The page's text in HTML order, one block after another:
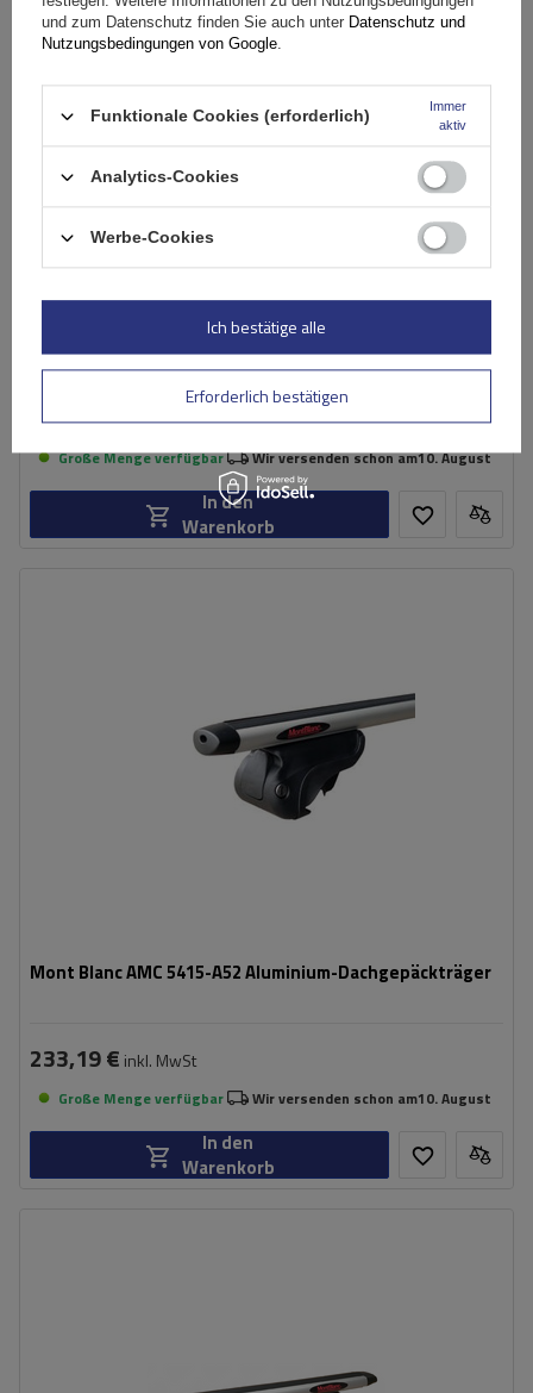
G3 Airflow 60.230 Dachträger für traditionelle und
integrierte Aluminiumschienen
154,99 €inkl. MwSt
Große Menge verfügbar Wir versenden schon am10. August
In den
Warenkorb
Mont Blanc AMC 5415-A52 Aluminium-Dachgepäckträger
233,19 € inkl. MwSt
Große Menge verfügbar Wir versenden schon am10. August
In den
Warenkorb
und zum Datenschutz finden Sie auch unter Datenschutz und
Nutzungsbedingungen von Google.
Funktionale Cookies (erforderlich)
Immer
aktiv
Analytics-Cookies
Werbe-Cookies
Erforderlich bestätigen
Ich bestätige alle